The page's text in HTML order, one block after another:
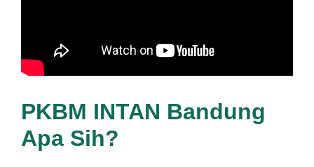
PKBM INTAN Bandung
Apa Sih?